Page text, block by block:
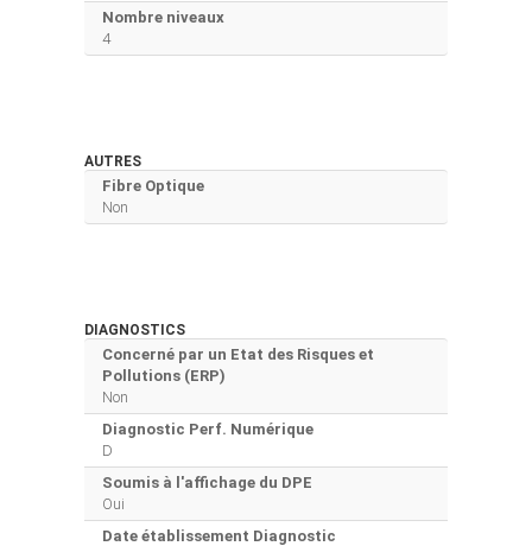
Nombre niveaux
4
AUTRES
Fibre Optique
Non
DIAGNOSTICS
Concerné par un Etat des Risques et
Pollutions (ERP)
Non
Diagnostic Perf. Numérique
D
Soumis à l'affichage du DPE
Oui
Date établissement Diagnostic